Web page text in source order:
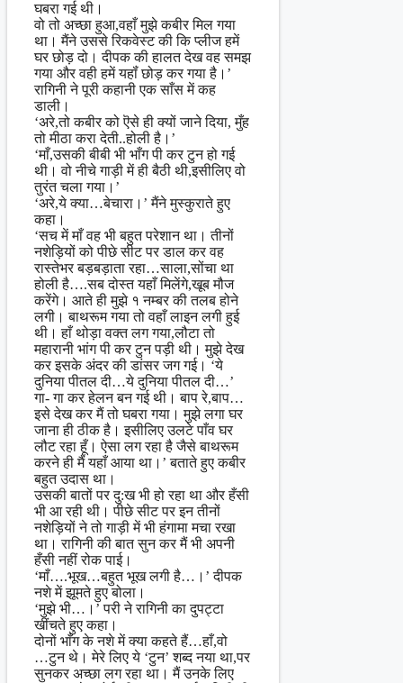
घबरा गई थी।
वो तो अच्छा हुआ,वहाँ मुझे कबीर मिल गया
था। मैंने उससे रिकवेस्ट की कि प्लीज हमें
घर छोड़ दो। दीपक की हालत देख वह समझ
गया और वही हमें यहॉं छोड़ कर गया है।’
रागिनी ने पूरी कहानी एक साँस में कह
डाली।
‘अरे,तो कबीर को ऎसे ही क्यों जाने दिया, मुँह
तो मीठा करा देती..होली है।’
‘माँ,उसकी बीबी भी भाँग पी कर टुन हो गई
थी। वो नीचे गाड़ी में ही बैठी थी,इसीलिए वो
तुरंत चला गया।’
‘अरे,ये क्या…बेचारा।’ मैंने मुस्कुराते हुए
कहा।
‘सच में माँ वह भी बहुत परेशान था। तीनों
नशेड़ियों को पीछे सीट पर डाल कर वह
रास्तेभर बड़बड़ाता रहा…साला,सोंचा था
होली है….सब दोस्त यहाँ मिलेंगे,खूब मौज
करेंगे। आते ही मुझे १ नम्बर की तलब होने
लगी। बाथरूम गया तो वहाँ लाइन लगी हुई
थी। हाँ थोड़ा वक्त लग गया,लौटा तो
महारानी भांग पी कर टुन पड़ी थी। मुझे देख
कर इसके अंदर की डांसर जग गई। ‘ये
दुनिया पीतल दी…ये दुनिया पीतल दी…’
गा- गा कर हेलन बन गई थी। बाप रे,बाप…
इसे देख कर मैं तो घबरा गया। मुझे लगा घर
जाना ही ठीक है। इसीलिए उलटे पाँव घर
लौट रहा हूँ। ऐसा लग रहा है जैसे बाथरूम
करने ही मैं यहाँ आया था।’ बताते हुए कबीर
बहुत उदास था।
उसकी बातों पर दु:ख भी हो रहा था और हँसी
भी आ रही थी। पीछे सीट पर इन तीनों
नशेड़ियों ने तो गाड़ी में भी हंगामा मचा रखा
था। रागिनी की बात सुन कर मैं भी अपनी
हँसी नहीं रोक पाई।
‘माँ….भूख…बहुत भूख लगी है…।’ दीपक
नशे में झूमते हुए बोला।
‘मुझे भी…।’ परी ने रागिनी का दुपट्टा
खींचते हुए कहा।
दोनों भाँग के नशे में क्या कहते हैं…हाँ,वो
…टुन थे। मेरे लिए ये ‘टुन’ शब्द नया था,पर
सुनकर अच्छा लग रहा था। मैं उनके लिए